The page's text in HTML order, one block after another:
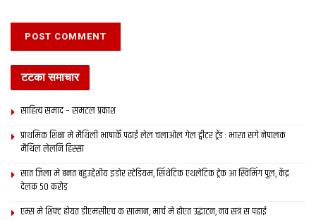
टटका समाचार
साहित्य समाद – समटल प्रकाश
प्राथमिक शि‍क्षा मे मैथि‍ली भाषाकेँ पढ़ाई लेल चलाओल गेल ट्वीटर ट्रेंड : भारत संगे नेपालक
मैथिल लेलनि हिस्सा
सात जिला मे बनत बहुउद्देशीय इंडोर स्‍टेडि‍यम, सिंथेटिक एथलेटिक ट्रेक आ स्विमिंग पुल, केंद्र
देलक 50 करोड़
एम्स मे शिफ्ट होयत डीएमसीएच क सामान, मार्च मे होएत उद्घाटन, नव सत्र स पढाई